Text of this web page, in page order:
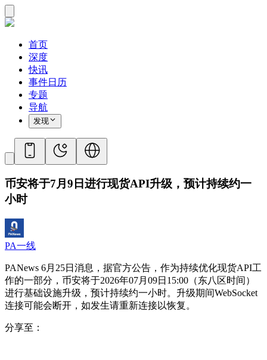
首页
深度
快讯
事件日历
专题
导航
发现
币安将于7月9日进行现货API升级，预计持续约一
小时
PA一线
PANews 6月25日消息，据官方公告，作为持续优化现货API工
作的一部分，币安将于2026年07月09日15:00（东八区时间）
进行基础设施升级，预计持续约一小时。升级期间WebSocket
连接可能会断开，如发生请重新连接以恢复。
分享至：